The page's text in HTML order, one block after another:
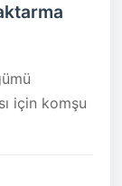
için komşu